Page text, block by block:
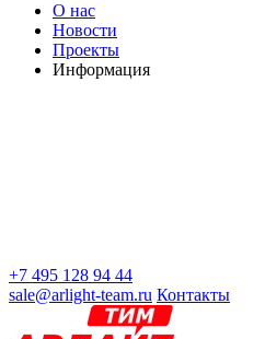
О нас
Новости
Проекты
Информация
+7 495 128 94 44
sale@arlight-team.ru Контакты